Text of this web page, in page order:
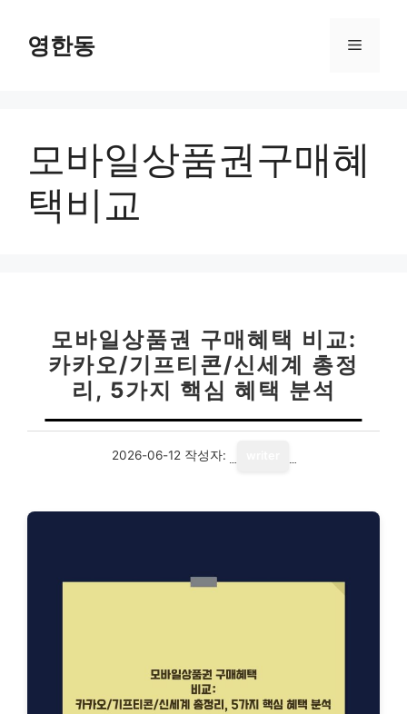
영한동 메
모바일상품권구매혜
택비교
모바일상품권 구매혜택 비교:
카카오/기프티콘/신세계 총정
리, 5가지 핵심 혜택 분석
2026-06-12 작성자: